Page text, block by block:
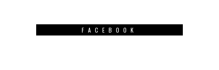
FACEBOOK